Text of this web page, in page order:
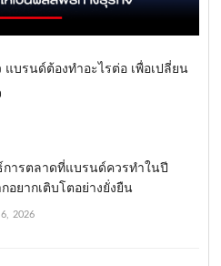
บรนด์ต้องทำอะไรต่อ เพื่อเปลี่ยน
การตลาดที่แบรนด์ควรทำในปี
อยากเติบโตอย่างยั่งยืน
2026